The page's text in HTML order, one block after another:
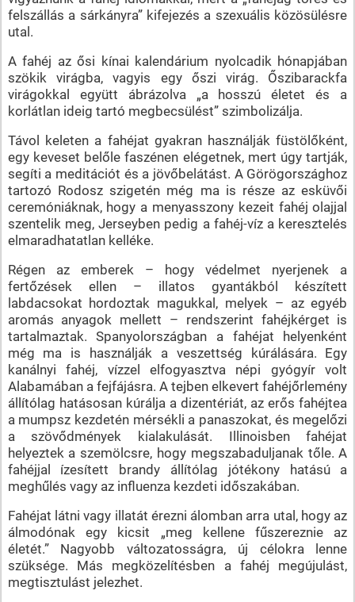
felszállás a sárkányra” kifejezés a szexuális közösülésre
utal.
A fahéj az ősi kínai kalendárium nyolcadik hónapjában
szökik virágba, vagyis egy őszi virág. Őszibarackfa
virágokkal együtt ábrázolva „a hosszú életet és a
korlátlan ideig tartó megbecsülést” szimbolizálja.
Távol keleten a fahéjat gyakran használják füstölőként,
egy keveset belőle faszénen elégetnek, mert úgy tartják,
segíti a meditációt és a jövőbelátást. A Görögországhoz
tartozó Rodosz szigetén még ma is része az esküvői
ceremóniáknak, hogy a menyasszony kezeit fahéj olajjal
szentelik meg, Jerseyben pedig a fahéj-víz a keresztelés
elmaradhatatlan kelléke.
Régen az emberek – hogy védelmet nyerjenek a
fertőzések ellen – illatos gyantákból készített
labdacsokat hordoztak magukkal, melyek – az egyéb
aromás anyagok mellett – rendszerint fahéjkérget is
tartalmaztak. Spanyolországban a fahéjat helyenként
még ma is használják a veszettség kúrálására. Egy
kanálnyi fahéj, vízzel elfogyasztva népi gyógyír volt
Alabamában a fejfájásra. A tejben elkevert fahéjőrlemény
állítólag hatásosan kúrálja a dizentériát, az erős fahéjtea
a mumpsz kezdetén mérsékli a panaszokat, és megelőzi
a szövődmények kialakulását. Illinoisben fahéjat
helyeztek a szemölcsre, hogy megszabaduljanak tőle. A
fahéjjal ízesített brandy állítólag jótékony hatású a
meghűlés vagy az influenza kezdeti időszakában.
Fahéjat látni vagy illatát érezni álomban arra utal, hogy az
álmodónak egy kicsit „meg kellene fűszereznie az
életét.” Nagyobb változatosságra, új célokra lenne
szüksége. Más megközelítésben a fahéj megújulást,
megtisztulást jelezhet.